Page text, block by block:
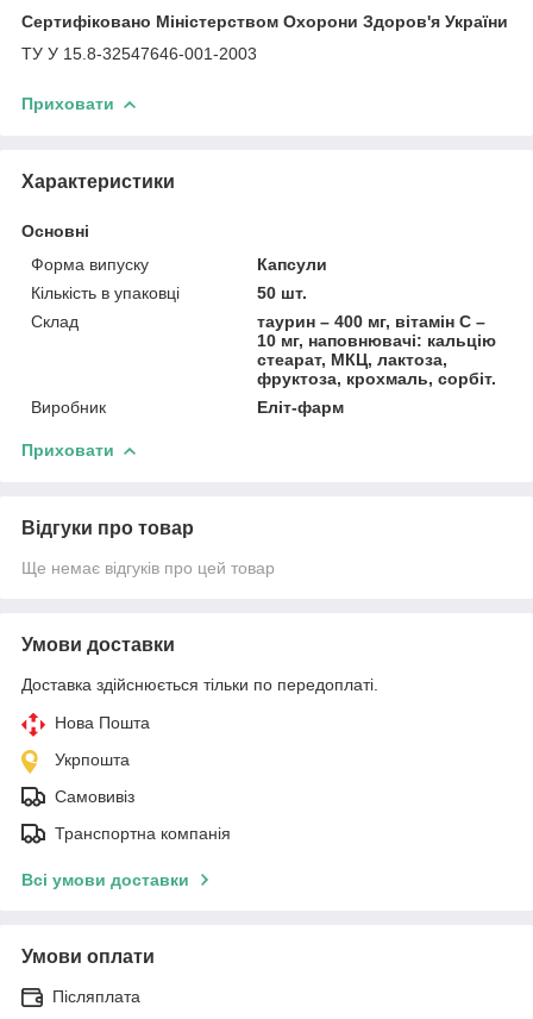
Сертифіковано Міністерством Охорони Здоров'я України
ТУ У 15.8-32547646-001-2003
Приховати
Характеристики
Основні
Форма випуску
Капсули
Кількість в упаковці
50 шт.
Склад
таурин – 400 мг, вітамін С –
10 мг, наповнювачі: кальцію
стеарат, МКЦ, лактоза,
фруктоза, крохмаль, сорбіт.
Виробник
Еліт-фарм
Приховати
Відгуки про товар
Ще немає відгуків про цей товар
Умови доставки
Доставка здійснюється тільки по передоплаті.
Нова Пошта
Укрпошта
Самовивіз
Транспортна компанія
Всі умови доставки
Умови оплати
Післяплата